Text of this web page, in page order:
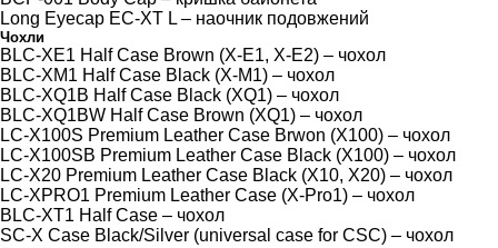
Long Eyecap EC-XT L – наочник подовжений
Чохли
BLC-XE1 Half Case Brown (X-E1, X-E2) – чохол
BLC-XM1 Half Case Black (X-M1) – чохол
BLC-XQ1B Half Case Black (XQ1) – чохол
BLC-XQ1BW Half Case Brown (XQ1) – чохол
LC-X100S Premium Leather Case Brwon (X100) – чохол
LC-X100SB Premium Leather Case Black (X100) – чохол
LC-X20 Premium Leather Case Black (X10, X20) – чохол
LC-XPRO1 Premium Leather Case (X-Pro1) – чохол
BLC-XT1 Half Case – чохол
SC-X Case Black/Silver (universal case for CSC) – чохол